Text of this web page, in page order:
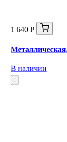
1 640 Р
В наличии